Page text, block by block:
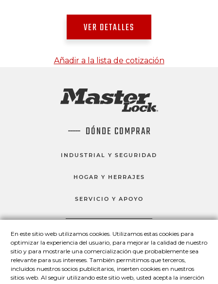
En este sitio web utilizamos cookies. Utilizamos estas cookies para
optimizar la experiencia del usuario, para mejorar la calidad de nuestro
sitio y para mostrarle una comercialización que probablemente sea
relevante para sus intereses. También permitimos que terceros,
incluidos nuestros socios publicitarios, inserten cookies en nuestros
sitios web. Al seguir utilizando este sitio web, usted acepta la inserción
VER DETALLES
Añadir a la lista de cotización
DÓNDE COMPRAR
INDUSTRIAL Y SEGURIDAD
HOGAR Y HERRAJES
SERVICIO Y APOYO
HABLEMOS
Master Lock en Facebook
Master Lock en LinkedIn
Master Lock en Twitter
Master Lock en